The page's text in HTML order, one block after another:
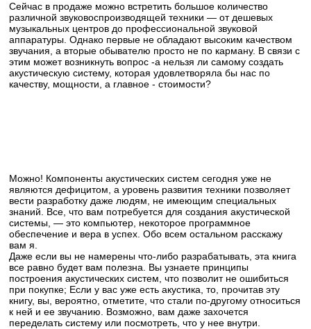
Сейчас в продаже можно встретить большое количество
различной звуковоспроизводящей техники — от дешевых
музыкальных центров до профессиональной звуковой
аппаратуры. Однако первые не обладают высоким качеством
звучания, а вторые обывателю просто не по карману. В связи с
этим может возникнуть вопрос -а нельзя ли самому создать
акустическую систему, которая удовлетворяла бы нас по
качеству, мощности, а главное - стоимости?
Можно! Компоненты акустических систем сегодня уже не
являются дефицитом, а уровень развития техники позволяет
вести разработку даже людям, не имеющим специальных
знаний. Все, что вам потребуется для создания акустической
системы, — это компьютер, некоторое программное
обеспечение и вера в успех. Обо всем остальном расскажу
вам я.
Даже если вы не намерены что-либо разрабатывать, эта книга
все равно будет вам полезна. Вы узнаете принципы
построения акустических систем, что позволит не ошибиться
при покупке; Если у вас уже есть акустика, то, прочитав эту
книгу, вы, вероятно, отметите, что стали по-другому относиться
к ней и ее звучанию. Возможно, вам даже захочется
переделать систему или посмотреть, что у нее внутри.